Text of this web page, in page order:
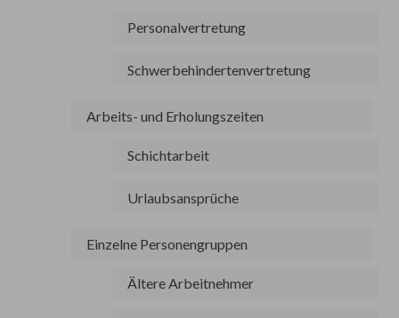
Personalvertretung
Schwerbehindertenvertretung
Arbeits- und Erholungszeiten
Schichtarbeit
Urlaubsansprüche
Einzelne Personengruppen
Ältere Arbeitnehmer